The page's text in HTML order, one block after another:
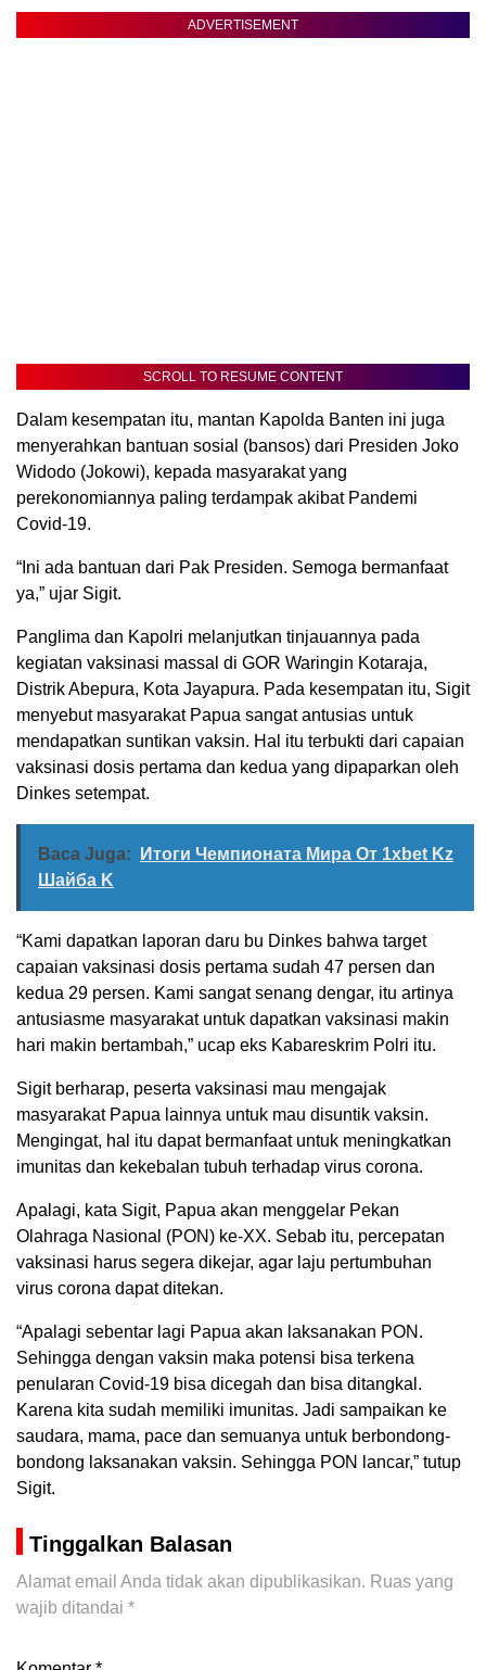
ADVERTISEMENT
SCROLL TO RESUME CONTENT
Dalam kesempatan itu, mantan Kapolda Banten ini juga
menyerahkan bantuan sosial (bansos) dari Presiden Joko
Widodo (Jokowi), kepada masyarakat yang
perekonomiannya paling terdampak akibat Pandemi
Covid-19.
“Ini ada bantuan dari Pak Presiden. Semoga bermanfaat
ya,” ujar Sigit.
Panglima dan Kapolri melanjutkan tinjauannya pada
kegiatan vaksinasi massal di GOR Waringin Kotaraja,
Distrik Abepura, Kota Jayapura. Pada kesempatan itu, Sigit
menyebut masyarakat Papua sangat antusias untuk
mendapatkan suntikan vaksin. Hal itu terbukti dari capaian
vaksinasi dosis pertama dan kedua yang dipaparkan oleh
Dinkes setempat.
Baca Juga:
Итоги Чемпионата Мира От 1xbet Kz
Шайба K
“Kami dapatkan laporan daru bu Dinkes bahwa target
capaian vaksinasi dosis pertama sudah 47 persen dan
kedua 29 persen. Kami sangat senang dengar, itu artinya
antusiasme masyarakat untuk dapatkan vaksinasi makin
hari makin bertambah,” ucap eks Kabareskrim Polri itu.
Sigit berharap, peserta vaksinasi mau mengajak
masyarakat Papua lainnya untuk mau disuntik vaksin.
Mengingat, hal itu dapat bermanfaat untuk meningkatkan
imunitas dan kekebalan tubuh terhadap virus corona.
Apalagi, kata Sigit, Papua akan menggelar Pekan
Olahraga Nasional (PON) ke-XX. Sebab itu, percepatan
vaksinasi harus segera dikejar, agar laju pertumbuhan
virus corona dapat ditekan.
“Apalagi sebentar lagi Papua akan laksanakan PON.
Sehingga dengan vaksin maka potensi bisa terkena
penularan Covid-19 bisa dicegah dan bisa ditangkal.
Karena kita sudah memiliki imunitas. Jadi sampaikan ke
saudara, mama, pace dan semuanya untuk berbondong-
bondong laksanakan vaksin. Sehingga PON lancar,” tutup
Sigit.
Tinggalkan Balasan
Alamat email Anda tidak akan dipublikasikan. Ruas yang
wajib ditandai *